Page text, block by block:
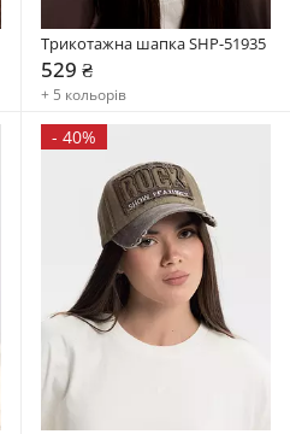
Трикотажна шапка SHP-51935
529 ₴
+ 5 кольорів
- 40%